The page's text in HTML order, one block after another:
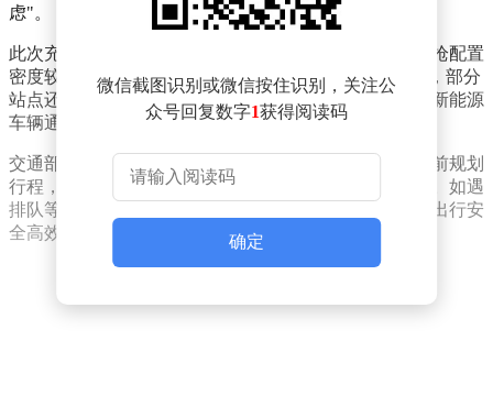
虑"。
此次充电设施升级覆盖全区主要交通干线服务区，充电枪配置
密度较去年同期提升35%。每处服务区均配备快充设备，部分
站点还增设了移动充电车作为应急保障，确保春节期间新能源
车辆通行顺畅。
交通部门提醒，春节返乡高峰期间，建议新能源车主提前规划
行程，通过上述平台查询沿途充电设施情况，错峰充电。如遇
排队等待，可就近选择下高速至城区充电站补能，确保出行安
全高效。
微信截图识别或微信按住识别，关注公
众号回复数字1获得阅读码
确定